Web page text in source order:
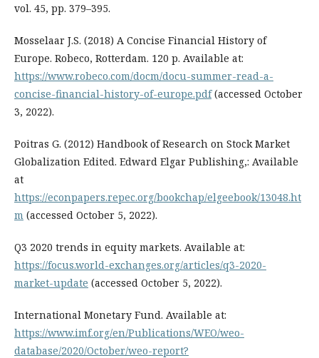
vol. 45, pp. 379–395.
Mosselaar J.S. (2018) A Concise Financial History of
Europe. Robeco, Rotterdam. 120 p. Available at:
https://www.robeco.com/docm/docu-summer-read-a-
concise-financial-history-of-europe.pdf(accessed October
3, 2022).
Poitras G. (2012) Handbook of Research on Stock Market
Globalization Edited. Edward Elgar Publishing,: Available
at
https://econpapers.repec.org/bookchap/elgeebook/13048.ht
m (accessed October 5, 2022).
Q3 2020 trends in equity markets. Available at:
https://focus.world-exchanges.org/articles/q3-2020-
market-update (accessed October 5, 2022).
International Monetary Fund. Available at:
https://www.imf.org/en/Publications/WEO/weo-
database/2020/October/weo-report?